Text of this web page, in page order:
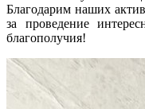
Благодарим наших
за проведение
благополучия!